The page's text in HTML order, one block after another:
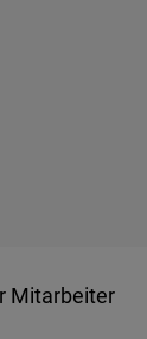
Mitarbeiter